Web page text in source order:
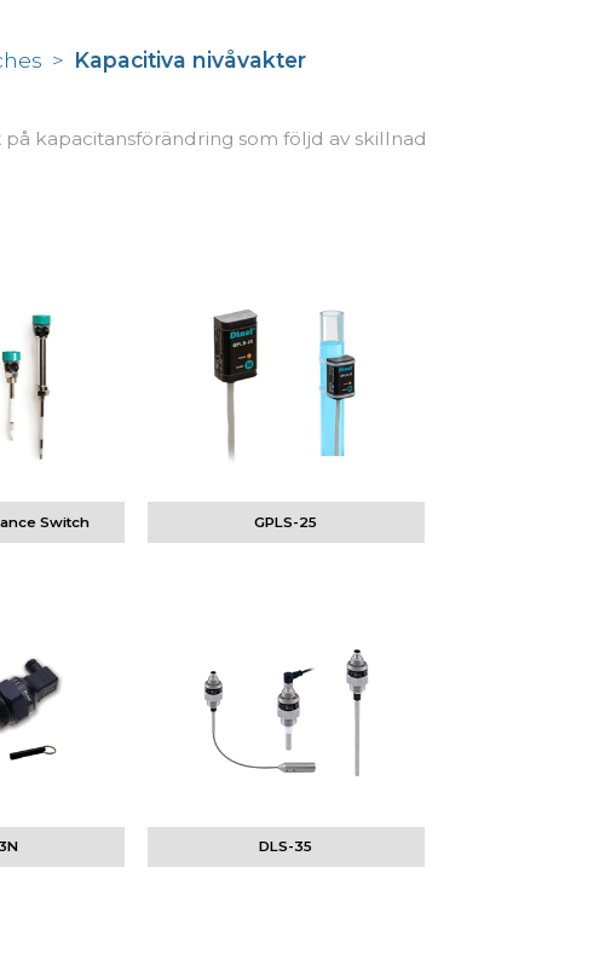
> Kapacitiva nivåvakter
kapacitansförändring som följd av skillnad
Switch GPLS-25
DLS-35